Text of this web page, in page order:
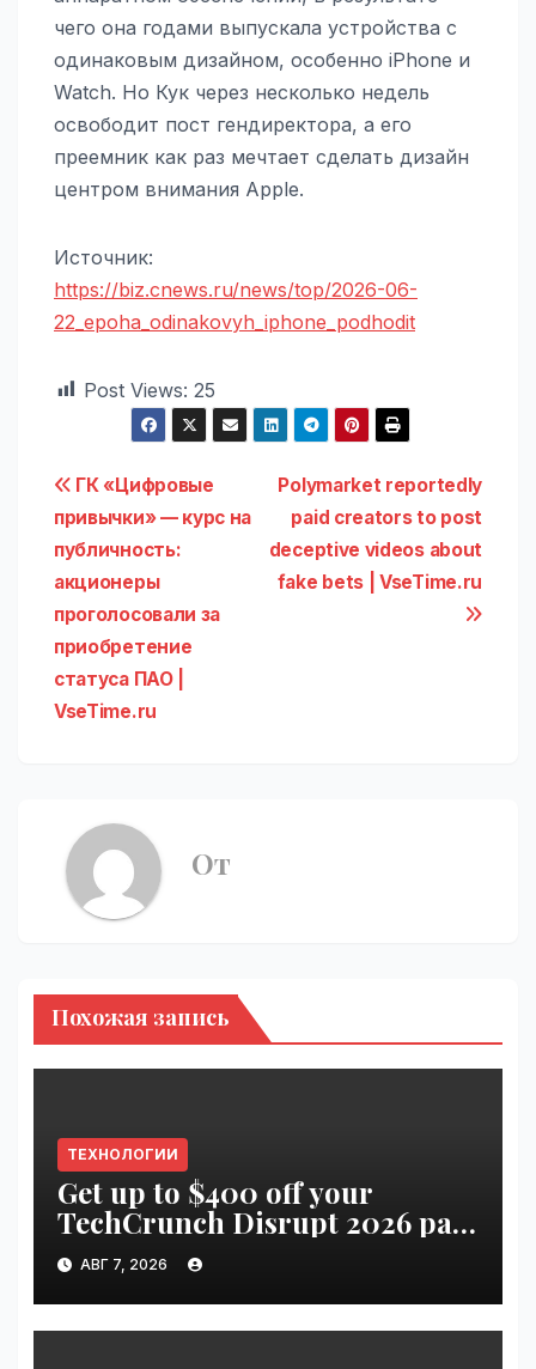
чего она годами выпускала устройства с
одинаковым дизайном, особенно iPhone и
Watch. Но Кук через несколько недель
освободит пост гендиректора, а его
преемник как раз мечтает сделать дизайн
центром внимания Apple.
Источник:
https://biz.cnews.ru/news/top/2026-06-
22_epoha_odinakovyh_iphone_podhodit
Post Views: 25
Навигация
по
записям
Polymarket reportedly
paid creators to post
deceptive videos about
fake bets | VseTime.ru
ГК «Цифровые
привычки» — курс на
публичность:
акционеры
проголосовали за
приобретение
статуса ПАО |
VseTime.ru
От
Похожая запись
ТЕХНОЛОГИИ
Get up to $400 off your
TechCrunch Disrupt 2026 pass
until tomorrow | VseTime.ru
АВГ 7, 2026